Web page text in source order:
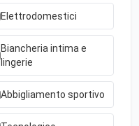
Elettrodomestici
Biancheria intima e
lingerie
Abbigliamento sportivo